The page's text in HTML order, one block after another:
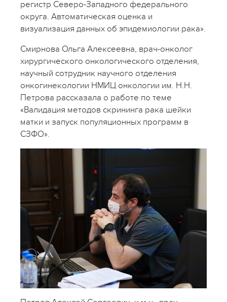
регистр Северо-Западного федерального
округа. Автоматическая оценка и
визуализация данных об эпидемиологии рака».
Смирнова Ольга Алексеевна, врач-онколог
хирургического онкологического отделения,
научный сотрудник научного отделения
онкогинекологии НМИЦ онкологии им. Н.Н.
Петрова рассказала о работе по теме
«Валидация методов скрининга рака шейки
матки и запуск популяционных программ в
СЗФО».